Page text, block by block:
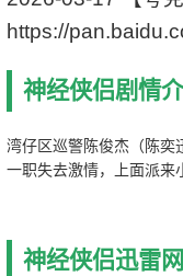
https://
神经侠侣剧情
湾仔区巡警陈俊杰（陈奕
一职失去激情，上面派来
后，开始对其崇拜，陈俊
少单身女性都被其奸杀
神经侠侣迅雷